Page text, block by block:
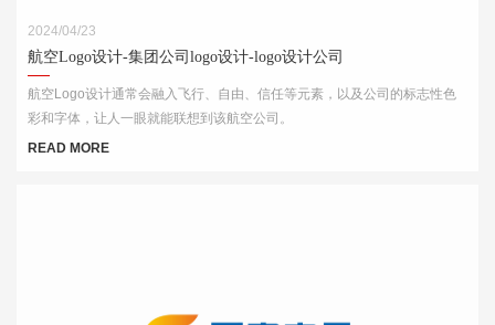
2024/04/23
航空Logo设计-集团公司logo设计-logo设计公司
航空Logo设计通常会融入飞行、自由、信任等元素，以及公司的标志性色
彩和字体，让人一眼就能联想到该航空公司。
READ MORE